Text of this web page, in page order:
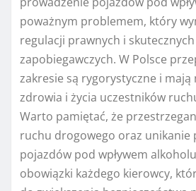
poważnym problemem, który
regulacji prawnych i
zapobiegawczych. W Polsce
zakresie są rygorystyczne i
zdrowia i życia uczestników
Warto pamiętać, że
ruchu drogowego oraz unikanie
pojazdów pod wpływem
obowiązki każdego kierowcy,